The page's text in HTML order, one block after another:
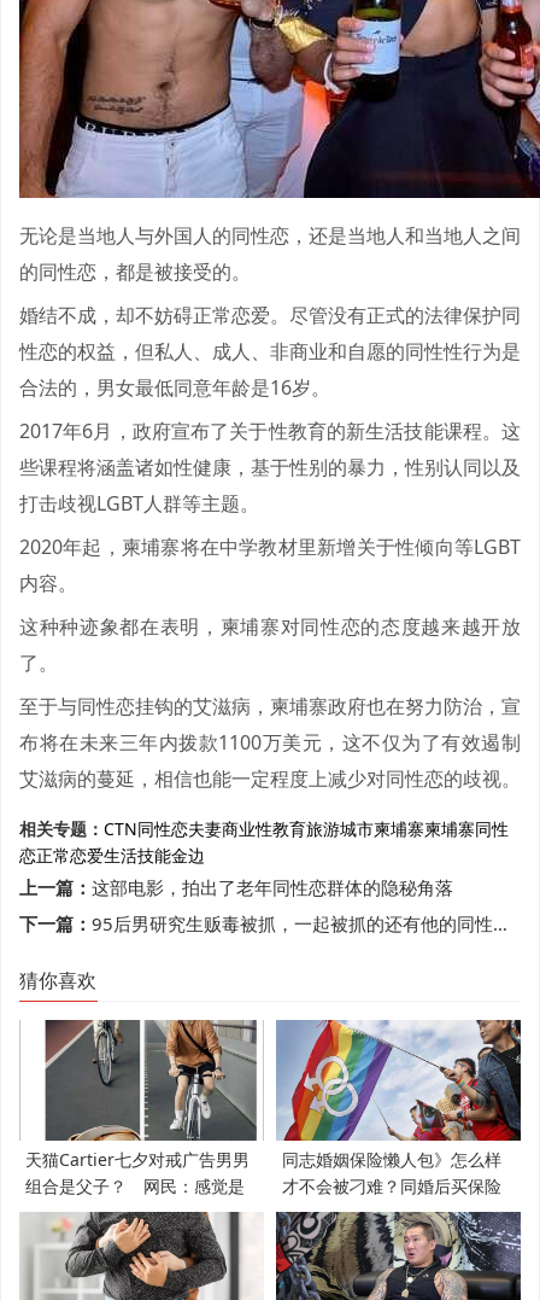
无论是当地人与外国人的同性恋，还是当地人和当地人之间
的同性恋，都是被接受的。
婚结不成，却不妨碍正常恋爱。尽管没有正式的法律保护同
性恋的权益，但私人、成人、非商业和自愿的同性性行为是
合法的，男女最低同意年龄是16岁。
2017年6月，政府宣布了关于性教育的新生活技能课程。这
些课程将涵盖诸如性健康，基于性别的暴力，性别认同以及
打击歧视LGBT人群等主题。
2020年起，柬埔寨将在中学教材里新增关于性倾向等LGBT
内容。
这种种迹象都在表明，柬埔寨对同性恋的态度越来越开放
了。
至于与同性恋挂钩的艾滋病，柬埔寨政府也在努力防治，宣
布将在未来三年内拨款1100万美元，这不仅为了有效遏制
艾滋病的蔓延，相信也能一定程度上减少对同性恋的歧视。
相关专题： CTN同性恋夫妻商业性教育旅游城市柬埔寨柬埔寨同性
恋正常恋爱生活技能金边
上一篇： 这部电影，拍出了老年同性恋群体的隐秘角落
下一篇： 95后男研究生贩毒被抓，一起被抓的还有他的同性恋人
猜你喜欢
天猫Cartier七夕对戒广告男男
组合是父子？ 网民：感觉是
支持LGBT
同志婚姻保险懒人包》怎么样
才不会被刁难？同婚后买保险
必知5件事